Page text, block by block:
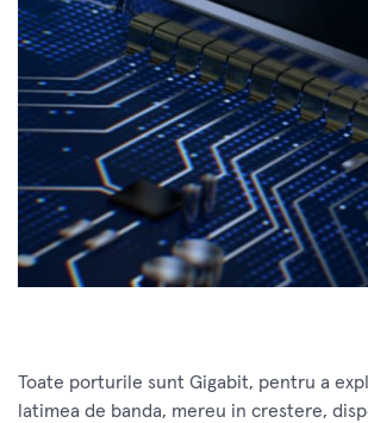
Toate porturile sunt Gigabit, pentru a
latimea de banda, mereu in crestere,